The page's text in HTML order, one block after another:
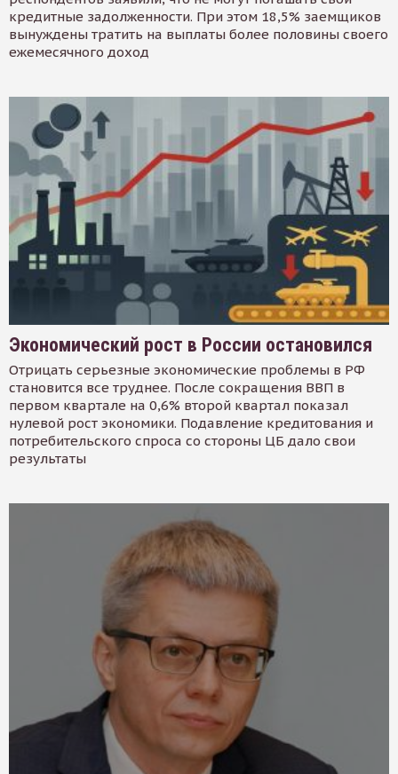
кредитные задолженности. При этом 18,5% заемщиков
вынуждены тратить на выплаты более половины своего
ежемесячного доход
Экономический рост в России остановился
Отрицать серьезные экономические проблемы в РФ
становится все труднее. После сокращения ВВП в
первом квартале на 0,6% второй квартал показал
нулевой рост экономики. Подавление кредитования и
потребительского спроса со стороны ЦБ дало свои
результаты